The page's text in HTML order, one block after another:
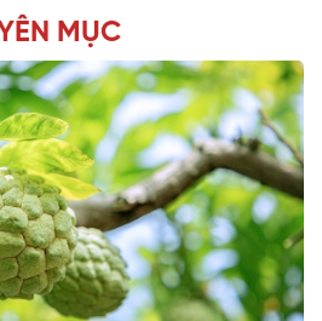
MỤC